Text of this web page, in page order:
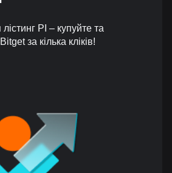
PI – купуйте та
за кілька кліків!